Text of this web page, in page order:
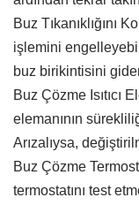
Buz Tıkanıklığını
işlemini
buz birikintisini
Buz Çözme Isıtıcı
elemanının
Arızalıysa,
Buz Çözme
termostatını test